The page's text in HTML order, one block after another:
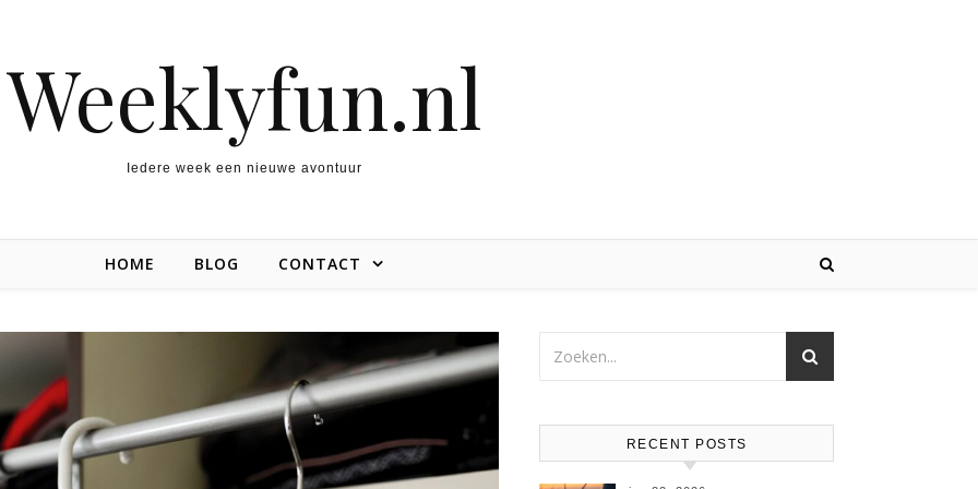
Weeklyfun.nl
Iedere week een nieuwe avontuur
HOME BLOG CONTACT
RECENT POSTS